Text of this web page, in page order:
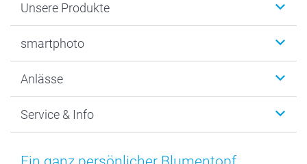
Unsere Produkte
Fotogeschenke
MyNameBook
Fotoabzüge, Fotos als Buch & Poster
Zubehör & Material
smartphoto
Warum smartphoto
Datenschutz
AGB
Anlässe
Neujahr
Muttertag
Service & Info
Preise und Versandkosten